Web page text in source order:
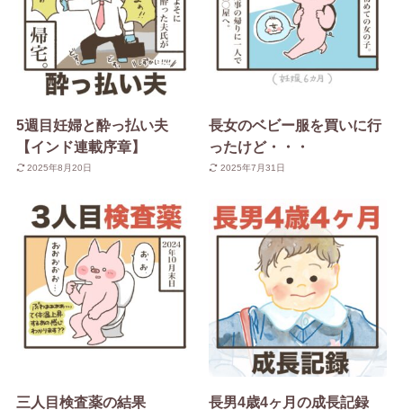
5週目妊婦と酔っ払い夫
【インド連載序章】
2025年8月20日
長女のベビー服を買いに行
ったけど・・・
2025年7月31日
三人目検査薬の結果 長男4歳4ヶ月の成長記録